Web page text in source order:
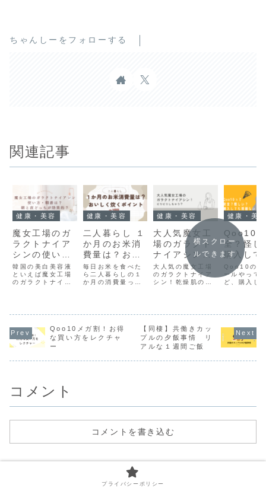
ちゃんしーをフォローする
関連記事
健康・美容
魔女工場のガ
ラクトナイア
シンの使い
方・順番は？
朝と夜どっち
が効果的？
韓国の美白美容液
といえば魔女工場
のガラクトナイア
感を紹介
健康・美容
二人暮らし １
か月のお米消
費量は？おい
しく炊くポイ
ント6選
毎日お米を食べた
ら二人暮らしの１
か月の消費量って
健康・美容
大人気魔女工
場のガラクト
ナイアシン！
ピリピリしち
ゃう？
大人気の魔女工場
のガラクトナイア
シン！乾燥肌の私
て感じた効果をご
紹介します。
健康・美
Qoo10
全？怪し
購入して
題ない？
Qoo10のメ
ールやって
ど、購入し
を見極めれ
はない」！
を買わない
横スクロー
ルできます
Qoo10メガ割！お得
な買い方をレクチャ
ー
【同棲】共働きカッ
プルの夕飯事情 リ
アルな１週間ご飯
コメント
コメントを書き込む
プライバシーポリシー